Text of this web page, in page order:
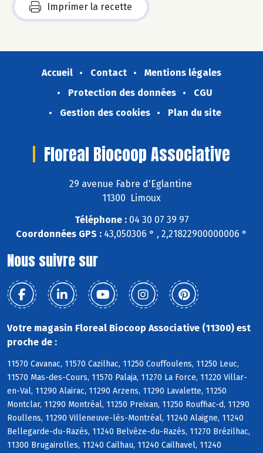
Imprimer la recette
Accueil Contact
Mentions légales
Protection des données
CGU
Gestion des cookies
Plan du site
Floreal Biocoop Associative
29 avenue Fabre d'Eglantine
11300 Limoux
Téléphone :04 30 07 39 97
Coordonnées GPS : 43,050306 ° , 2,21822900000006 °
Nous suivre sur
Votre magasin Floreal Biocoop Associative (11300) est
proche de :
11570 Cavanac, 11570 Cazilhac, 11250 Couffoulens, 11250 Leuc,
11570 Mas-des-Cours, 11570 Palaja, 11270 La Force, 11220 Villar-
en-Val, 11290 Alairac, 11290 Arzens, 11290 Lavalette, 11250
Montclar, 11290 Montréal, 11250 Preixan, 11250 Rouffiac-d, 11290
Roullens, 11290 Villeneuve-lès-Montréal, 11240 Alaigne, 11240
Bellegarde-du-Razès, 11240 Belvèze-du-Razès, 11270 Brézilhac,
11300 Brugairolles, 11240 Cailhau, 11240 Cailhavel, 11240